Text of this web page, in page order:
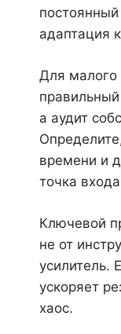
адаптация
Для малого
а аудит
времени и
точка
Ключевой
не от
усилитель.
ускоряет
хаос.